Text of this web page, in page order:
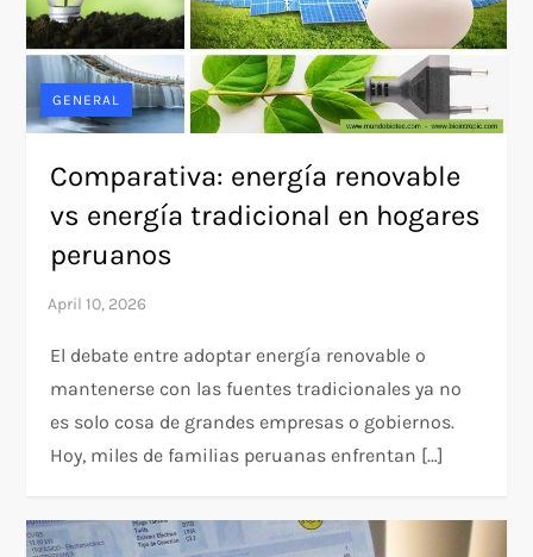
GENERAL
Comparativa: energía renovable
vs energía tradicional en hogares
peruanos
El debate entre adoptar energía renovable o
mantenerse con las fuentes tradicionales ya no
es solo cosa de grandes empresas o gobiernos.
Hoy, miles de familias peruanas enfrentan […]